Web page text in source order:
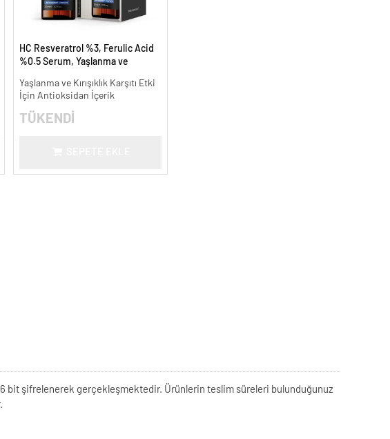
HC Resveratrol %3, Ferulic Acid
%0.5 Serum, Yaşlanma ve
Yaşlanma ve Kırışıklık Karşıtı Etki
İçin Antioksidan İçerik
TÜKENDİ
bit şifrelenerek gerçekleşmektedir. Ürünlerin teslim süreleri bulunduğunuz